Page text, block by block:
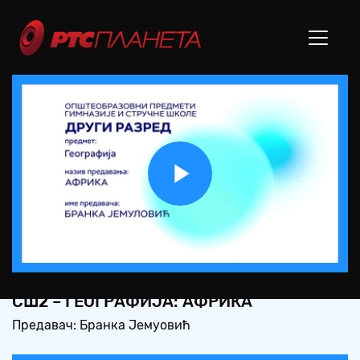
Play
Video
СШ2 – ГЕОГРАФИЈА: АФРИКА
Предавач: Бранка Јемуовић